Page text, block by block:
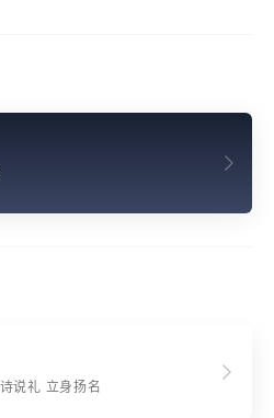
说礼 立身扬名